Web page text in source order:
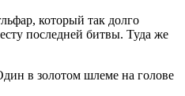
который так долго
последней битвы. Туда же
в золотом шлеме на голове